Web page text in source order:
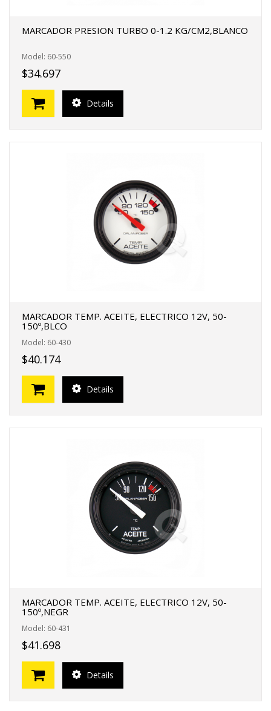
MARCADOR PRESION TURBO 0-1.2 KG/CM2,BLANCO
Model: 60-550
$34.697
Details
MARCADOR TEMP. ACEITE, ELECTRICO 12V, 50-
150º,BLCO
Model: 60-430
$40.174
Details
MARCADOR TEMP. ACEITE, ELECTRICO 12V, 50-
150º,NEGR
Model: 60-431
$41.698
Details